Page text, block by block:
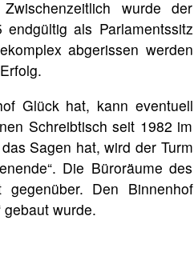
wurde der
als Parlamentssitz
abgerissen werden
Glück hat, kann eventuell
Schreibtisch seit 1982 im
Sagen hat, wird der Turm
Die Büroräume des
gegenüber. Den Binnenhof
gebaut wurde.